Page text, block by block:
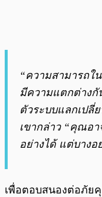
“ความสามารถใ
มีความแตกต่างกั
ตัวระบบแลกเปลี่ย
เขากล่าว “คุณอา
อย่างได้ แต่บางอ
เพื่อตอบสนองต่อภัย